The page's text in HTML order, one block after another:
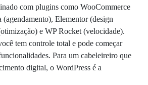
com plugins como WooCommerce
Elementor (design
e WP Rocket (velocidade).
tem controle total e pode começar
Para um cabeleireiro que
digital, o WordPress é a